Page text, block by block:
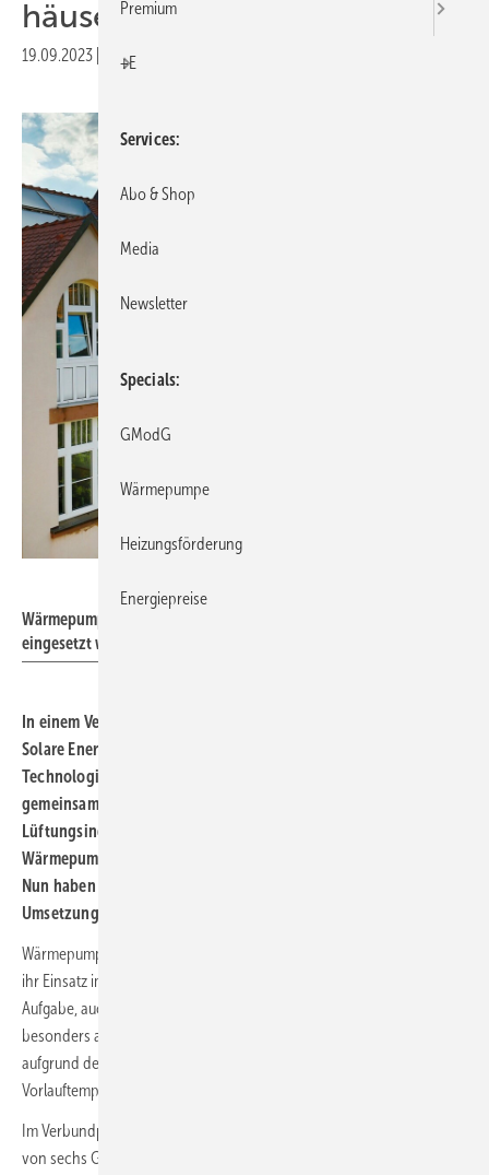
häusern
19.09.2023 Druckvorschau
Wärmepumpen können auch in älteren Mehrfamilienhäusern
eingesetzt werden.
In einem Verbundprojekt haben das Fraunhofer-Institut für
Solare Energiesysteme ISE, das Karlsruher Institut für
Technologie (KIT) und das Inatech der Universität Freiburg
gemeinsam mit der Wohnungswirtschaft, der Heizungs- und
Lüftungsindustrie und Energieversorgern den Einsatz von
Wärmepumpen in Mehrfamilienhäusern im Bestand erforscht.
Nun haben die Partner eine Handreichung für die praktische
Umsetzung veröffentlicht.
Wärmepumpen sind eine Schlüsseltechnologie der Wärmewende –
ihr Einsatz im Gebäudebestand ist allerdings oft eine herausfordernde
Aufgabe, auch weil vielen Akteuren noch die Erfahrung fehlt. Als
besonders anspruchsvoll gilt das typische Mehrfamilienhaus
aufgrund der erforderlichen Leistung des Wärmeerzeugers, hoher
Vorlauftemperaturen und der Lage in dicht bebauten Quartieren.
Im Verbundprojekt „LowEx im Bestand“ haben Forschende anhand
von sechs Gebäuden gezeigt, dass Wärmepumpen auch hier
Premium
+E
Services
Abo & Shop
Media
Newsletter
Specials
GModG
Wärmepumpe
Heizungsförderung
Energiepreise